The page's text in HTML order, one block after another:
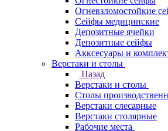
Огневзломостойкие
Сейфы медицинские
Депозитные ячейки
Депозитные сейфы
Акксесуары и
Верстаки и столы
Назад
Верстаки и столы
Столы
Верстаки слесарные
Верстаки столярные
Рабочие места